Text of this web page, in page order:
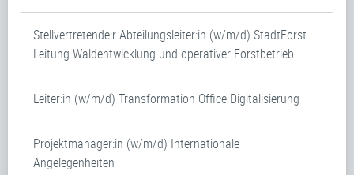
Stellvertretende:r Abteilungsleiter:in (w/m/d) StadtForst –
Leitung Waldentwicklung und operativer Forstbetrieb
Leiter:in (w/m/d) Transformation Office Digitalisierung
Projektmanager:in (w/m/d) Internationale
Angelegenheiten